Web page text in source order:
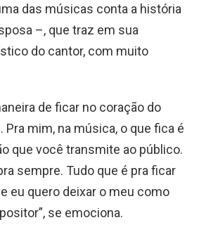
das músicas conta a história
–, que traz em sua
do cantor, com muito
de ficar no coração do
Pra mim, na música, o que fica é
que você transmite ao público.
sempre. Tudo que é pra ficar
eu quero deixar o meu como
se emociona.